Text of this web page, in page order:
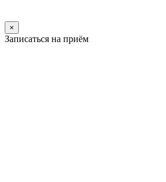
×
Записаться на приём